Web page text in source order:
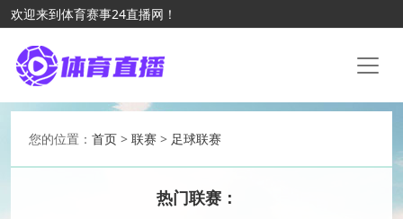
欢迎来到体育赛事24直播网！
您的位置： 首页 > 联赛 > 足球联赛
热门联赛：